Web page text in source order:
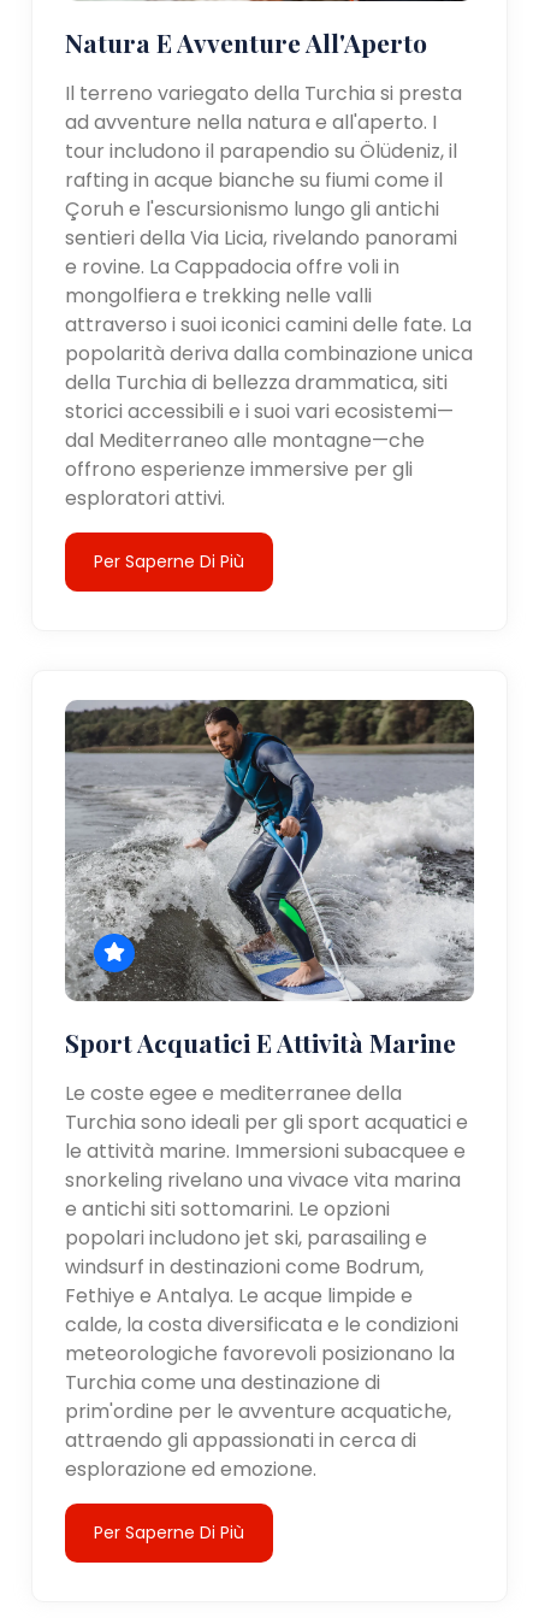
Natura E Avventure All'Aperto
Il terreno variegato della Turchia si presta
ad avventure nella natura e all'aperto. I
tour includono il parapendio su Ölüdeniz, il
rafting in acque bianche su fiumi come il
Çoruh e l'escursionismo lungo gli antichi
sentieri della Via Licia, rivelando panorami
e rovine. La Cappadocia offre voli in
mongolfiera e trekking nelle valli
attraverso i suoi iconici camini delle fate. La
popolarità deriva dalla combinazione unica
della Turchia di bellezza drammatica, siti
storici accessibili e i suoi vari ecosistemi—
dal Mediterraneo alle montagne—che
offrono esperienze immersive per gli
esploratori attivi.
Per Saperne Di Più
Sport Acquatici E Attività Marine
Le coste egee e mediterranee della
Turchia sono ideali per gli sport acquatici e
le attività marine. Immersioni subacquee e
snorkeling rivelano una vivace vita marina
e antichi siti sottomarini. Le opzioni
popolari includono jet ski, parasailing e
windsurf in destinazioni come Bodrum,
Fethiye e Antalya. Le acque limpide e
calde, la costa diversificata e le condizioni
meteorologiche favorevoli posizionano la
Turchia come una destinazione di
prim'ordine per le avventure acquatiche,
attraendo gli appassionati in cerca di
esplorazione ed emozione.
Per Saperne Di Più